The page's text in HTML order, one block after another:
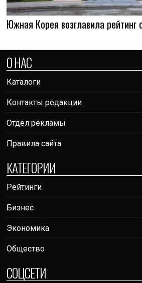
Южная Корея возглавила рейтинг
О НАС
Каталоги
Контакты редакции
Отдел рекламы
Правила сайта
КАТЕГОРИИ
Рейтинги
Бизнес
Экономика
Общество
СОЦСЕТИ